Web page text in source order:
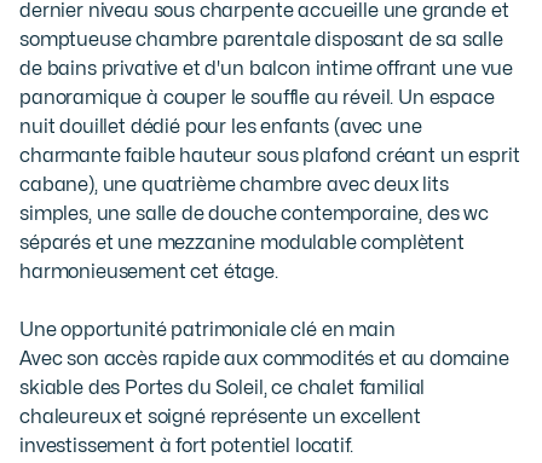
dernier niveau sous charpente accueille une grande et
somptueuse chambre parentale disposant de sa salle
de bains privative et d'un balcon intime offrant une vue
panoramique à couper le souffle au réveil. Un espace
nuit douillet dédié pour les enfants (avec une
charmante faible hauteur sous plafond créant un esprit
cabane), une quatrième chambre avec deux lits
simples, une salle de douche contemporaine, des wc
séparés et une mezzanine modulable complètent
harmonieusement cet étage.
Une opportunité patrimoniale clé en main
Avec son accès rapide aux commodités et au domaine
skiable des Portes du Soleil, ce chalet familial
chaleureux et soigné représente un excellent
investissement à fort potentiel locatif.